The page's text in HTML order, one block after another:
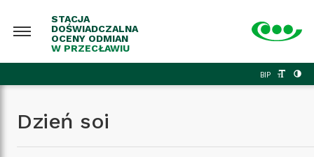
STACJA
DOŚWIADCZALNA
OCENY ODMIAN
W PRZECŁAWIU
BIP
Dzień soi